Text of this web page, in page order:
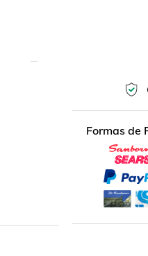
Formas de